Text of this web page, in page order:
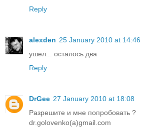
Reply
alexden 25 January 2010 at 14:46
ушел... осталось два
Reply
DrGee 27 January 2010 at 18:08
Разрешите и мне попробовать ?
dr.golovenko(a)gmail.com